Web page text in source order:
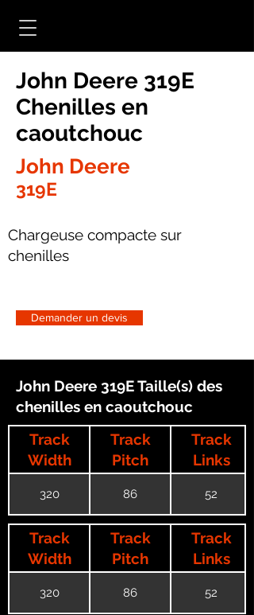
John Deere 319E
Chenilles en
caoutchouc
John Deere
319E
Chargeuse compacte sur
chenilles
Demander un devis
John Deere 319E Taille(s) des
chenilles en caoutchouc
Track
Width
Track
Pitch
Track
Links
320 86 52
Track
Width
Track
Pitch
Track
Links
320 86 52